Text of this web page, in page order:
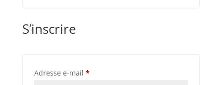
S’inscrire
Adresse e-mail *Obligatoire